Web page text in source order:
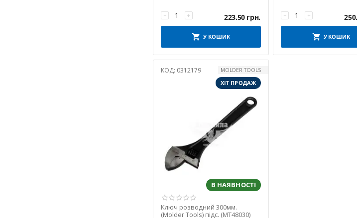
+
− 223.50 грн.
У КОШИК
+
−
У КОШИК
КОД: 0312179
MOLDER TOOLS
ХІТ ПРОДАЖ
В НАЯВНОСТІ
Ключ розводний 300мм.
(Molder Tools) підс. (MT48030)